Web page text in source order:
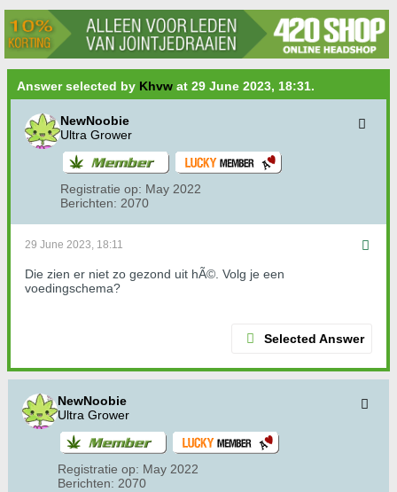
Answer selected by Khvw at 29 June 2023, 18:31.
NewNoobie
Ultra Grower
Registratie op: May 2022
Berichten: 2070
29 June 2023, 18:11
Die zien er niet zo gezond uit hÃ©. Volg je een
voedingschema?
Selected Answer
NewNoobie
Ultra Grower
Registratie op: May 2022
Berichten: 2070